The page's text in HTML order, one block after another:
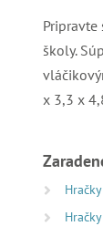
školy.
x 3,3 x